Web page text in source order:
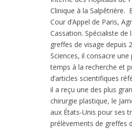
Clinique à la Salpêtrière.
Cour d’Appel de Paris,
Cassation. Spécialiste
greffes de visage depuis
Sciences, il consacre
temps à la recherche et
d’articles scientifiques
il a reçu une des plus
chirurgie plastique, le
aux États-Unis pour ses
prélèvements de greffes